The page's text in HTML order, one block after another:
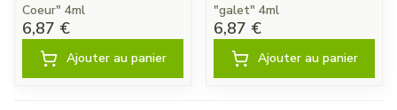
Coeur" 4ml
6,87 €
Ajouter au panier
"galet" 4ml
6,87 €
Ajouter au panier